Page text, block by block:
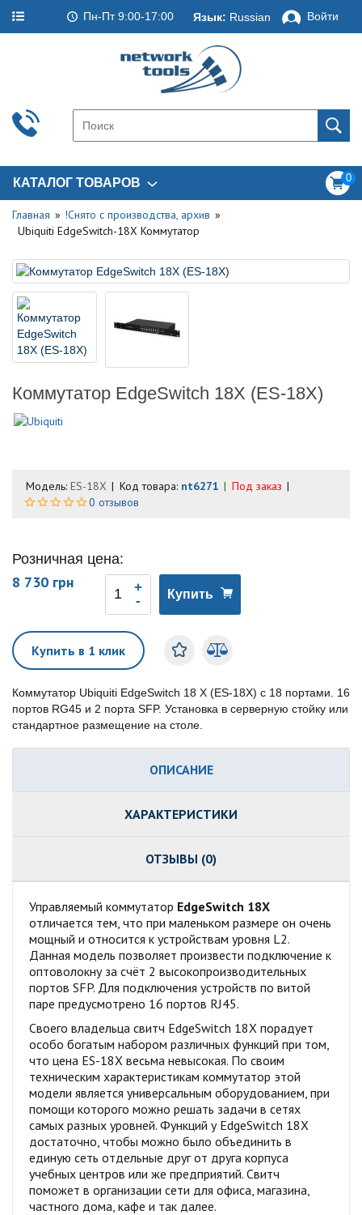
Пн-Пт 9:00-17:00 Язык: Russian Войти
КАТАЛОГ ТОВАРОВ 0
Главная
!Снято с производства, архив
Ubiquiti EdgeSwitch-18X Коммутатор
Коммутатор EdgeSwitch 18X (ES-18X)
Модель: ES-18X Код товара: nt6271
Под заказ
0 отзывов
Розничная цена:
8 730 грн
Купить
Купить в 1 клик
Коммутатор Ubiquiti EdgeSwitch 18 X (ES-18X) с 18 портами. 16
портов RG45 и 2 порта SFP. Установка в серверную стойку или
стандартное размещение на столе.
ОПИСАНИЕ
ХАРАКТЕРИСТИКИ
ОТЗЫВЫ (0)
Управляемый коммутатор EdgeSwitch 18X
отличается тем, что при маленьком размере он очень
мощный и относится к устройствам уровня L2.
Данная модель позволяет произвести подключение к
оптоволокну за счёт 2 высокопроизводительных
портов SFP. Для подключения устройств по витой
паре предусмотрено 16 портов RJ45.
Своего владельца свитч EdgeSwitch 18X порадует
особо богатым набором различных функций при том,
что цена ES-18X весьма невысокая. По своим
техническим характеристикам коммутатор этой
модели является универсальным оборудованием, при
помощи которого можно решать задачи в сетях
самых разных уровней. Функций у EdgeSwitch 18X
достаточно, чтобы можно было объединить в
единую сеть отдельные друг от друга корпуса
учебных центров или же предприятий. Свитч
поможет в организации сети для офиса, магазина,
частного дома, кафе и так далее.